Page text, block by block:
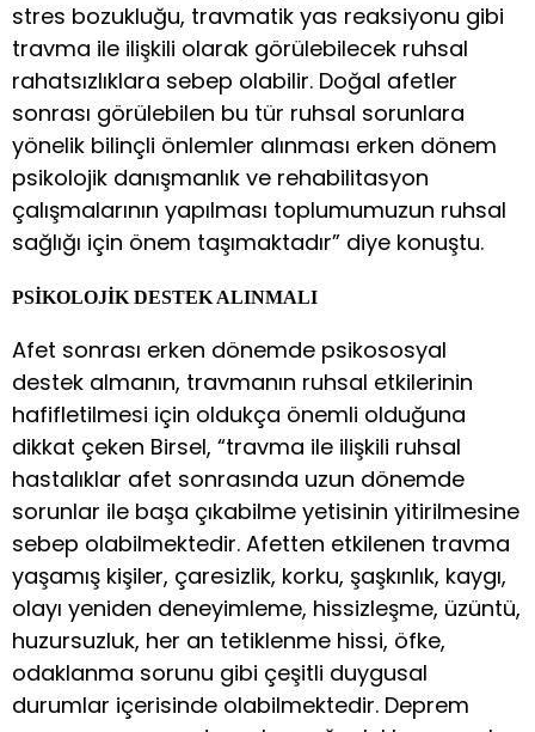
stres bozukluğu, travmatik yas reaksiyonu gibi
travma ile ilişkili olarak görülebilecek ruhsal
rahatsızlıklara sebep olabilir. Doğal afetler
sonrası görülebilen bu tür ruhsal sorunlara
yönelik bilinçli önlemler alınması erken dönem
psikolojik danışmanlık ve rehabilitasyon
çalışmalarının yapılması toplumumuzun ruhsal
sağlığı için önem taşımaktadır” diye konuştu.
PSİKOLOJİK DESTEK ALINMALI
Afet sonrası erken dönemde psikososyal
destek almanın, travmanın ruhsal etkilerinin
hafifletilmesi için oldukça önemli olduğuna
dikkat çeken Birsel, “travma ile ilişkili ruhsal
hastalıklar afet sonrasında uzun dönemde
sorunlar ile başa çıkabilme yetisinin yitirilmesine
sebep olabilmektedir. Afetten etkilenen travma
yaşamış kişiler, çaresizlik, korku, şaşkınlık, kaygı,
olayı yeniden deneyimleme, hissizleşme, üzüntü,
huzursuzluk, her an tetiklenme hissi, öfke,
odaklanma sorunu gibi çeşitli duygusal
durumlar içerisinde olabilmektedir. Deprem